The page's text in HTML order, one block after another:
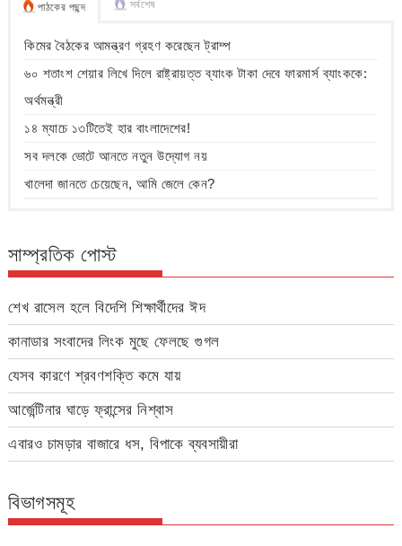
পাঠকের পছন্দ সর্বশেষ
কিমের বৈঠকের আমন্ত্রণ গ্রহণ করেছেন ট্রাম্প
৬০ শতাংশ শেয়ার লিখে দিলে রাষ্ট্রায়ত্ত ব্যাংক টাকা দেবে ফারমার্স ব্যাংককে:
অর্থমন্ত্রী
১৪ ম্যাচে ১৩টিতেই হার বাংলাদেশের!
সব দলকে ভোটে আনতে নতুন উদ্যোগ নয়
খালেদা জানতে চেয়েছেন, আমি জেলে কেন?
সাম্প্রতিক পোস্ট
শেখ রাসেল হলে বিদেশি শিক্ষার্থীদের ঈদ
কানাডার সংবাদের লিংক মুছে ফেলছে গুগল
যেসব কারণে শ্রবণশক্তি কমে যায়
আর্জেন্টিনার ঘাড়ে ফ্রান্সের নিশ্বাস
এবারও চামড়ার বাজারে ধস, বিপাকে ব্যবসায়ীরা
বিভাগসমূহ